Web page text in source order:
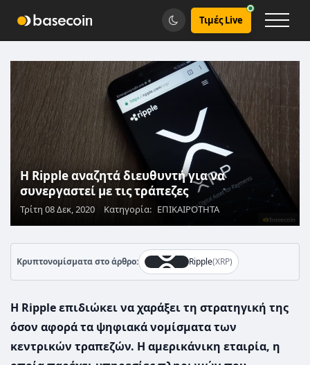
Τιμές Live
Η Ripple αναζητά διευθυντή για να
συνεργαστεί με τις τράπεζες
Τρίτη 08 Δεκ, 2020 Κατηγορία: ΕΠΙΚΑΙΡΟΤΗΤΑ
Κρυπτονομίσματα στο άρθρο: Ripple(XRP)
Η Ripple επιδιώκει να χαράξει τη στρατηγική της
όσον αφορά τα ψηφιακά νομίσματα των
κεντρικών τραπεζών. Η αμερικάνικη εταιρία, η